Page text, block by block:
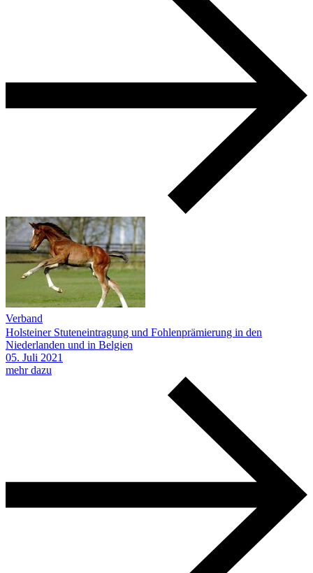
Verband
Holsteiner Stuteneintragung und Fohlenprämierung in den
Niederlanden und in Belgien
05. Juli 2021
mehr dazu